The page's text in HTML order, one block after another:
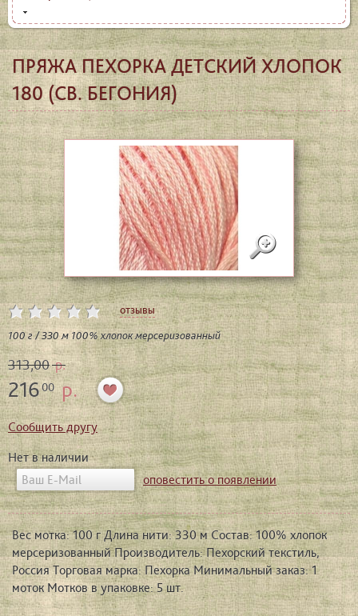
ПРЯЖА ПЕХОРКА ДЕТСКИЙ ХЛОПОК
180 (СВ. БЕГОНИЯ)
отзывы
100 г / 330 м 100% хлопок мерсеризованный
313,00р.
21600р.
Сообщить другу
Нет в наличии
оповестить о появлении
Вес мотка: 100 г Длина нити: 330 м Состав: 100% хлопок
мерсеризованный Производитель: Пехорский текстиль,
Россия Торговая марка: Пехорка Минимальный заказ: 1
моток Мотков в упаковке: 5 шт.